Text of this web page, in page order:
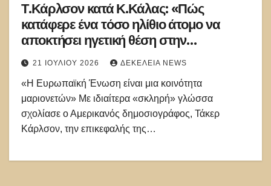
Τ.Κάρλσον κατά Κ.Κάλας: «Πώς
κατάφερε ένα τόσο ηλίθιο άτομο να
αποκτήσει ηγετική θέση στην
Ευρώπη;»
21 ΙΟΥΛΊΟΥ 2026 ΔΕΚΈΛΕΙΑ NEWS
«Η Ευρωπαϊκή Ένωση είναι μια κοινότητα
μαριονετών» Με ιδιαίτερα «σκληρή» γλώσσα
σχολίασε ο Αμερικανός δημοσιογράφος, Τάκερ
Κάρλσον, την επικεφαλής της…